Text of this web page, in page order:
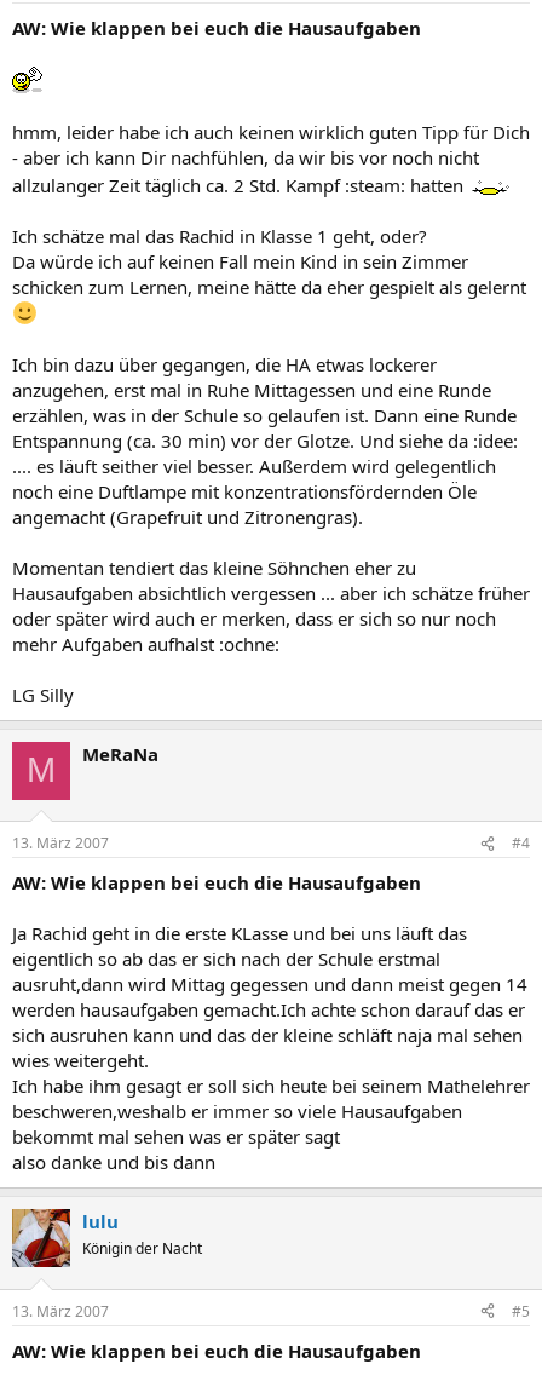
AW: Wie klappen bei euch die Hausaufgaben
hmm, leider habe ich auch keinen wirklich guten Tipp für Dich
- aber ich kann Dir nachfühlen, da wir bis vor noch nicht
allzulanger Zeit täglich ca. 2 Std. Kampf :steam: hatten
Ich schätze mal das Rachid in Klasse 1 geht, oder?
Da würde ich auf keinen Fall mein Kind in sein Zimmer
schicken zum Lernen, meine hätte da eher gespielt als gelernt
Ich bin dazu über gegangen, die HA etwas lockerer
anzugehen, erst mal in Ruhe Mittagessen und eine Runde
erzählen, was in der Schule so gelaufen ist. Dann eine Runde
Entspannung (ca. 30 min) vor der Glotze. Und siehe da :idee:
.... es läuft seither viel besser. Außerdem wird gelegentlich
noch eine Duftlampe mit konzentrationsfördernden Öle
angemacht (Grapefruit und Zitronengras).
Momentan tendiert das kleine Söhnchen eher zu
Hausaufgaben absichtlich vergessen ... aber ich schätze früher
oder später wird auch er merken, dass er sich so nur noch
mehr Aufgaben aufhalst :ochne:
LG Silly
M MeRaNa
13. März 2007 #4
AW: Wie klappen bei euch die Hausaufgaben
Ja Rachid geht in die erste KLasse und bei uns läuft das
eigentlich so ab das er sich nach der Schule erstmal
ausruht,dann wird Mittag gegessen und dann meist gegen 14
werden hausaufgaben gemacht.Ich achte schon darauf das er
sich ausruhen kann und das der kleine schläft naja mal sehen
wies weitergeht.
Ich habe ihm gesagt er soll sich heute bei seinem Mathelehrer
beschweren,weshalb er immer so viele Hausaufgaben
bekommt mal sehen was er später sagt
also danke und bis dann
lulu
Königin der Nacht
13. März 2007 #5
AW: Wie klappen bei euch die Hausaufgaben